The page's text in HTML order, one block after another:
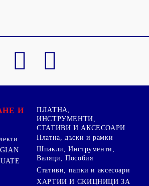
И
ПЛАТНА,
ИНСТРУМЕНТИ,
СТАТИВИ И АКСЕСОАРИ
Платна, дъски и рамки
Шпакли, Инструменти,
Валяци, Пособия
Стативи, папки и аксесоари
ХАРТИИ И СКИЦНИЦИ ЗА